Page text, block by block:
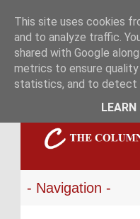
This site uses cookies
and to analyze traffic.
shared with Google
metrics to ensure
statistics, and to detect
LEARN